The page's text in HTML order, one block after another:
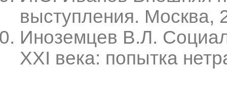
выступления. Москва,
Иноземцев В.Л.
XXI века: попытка